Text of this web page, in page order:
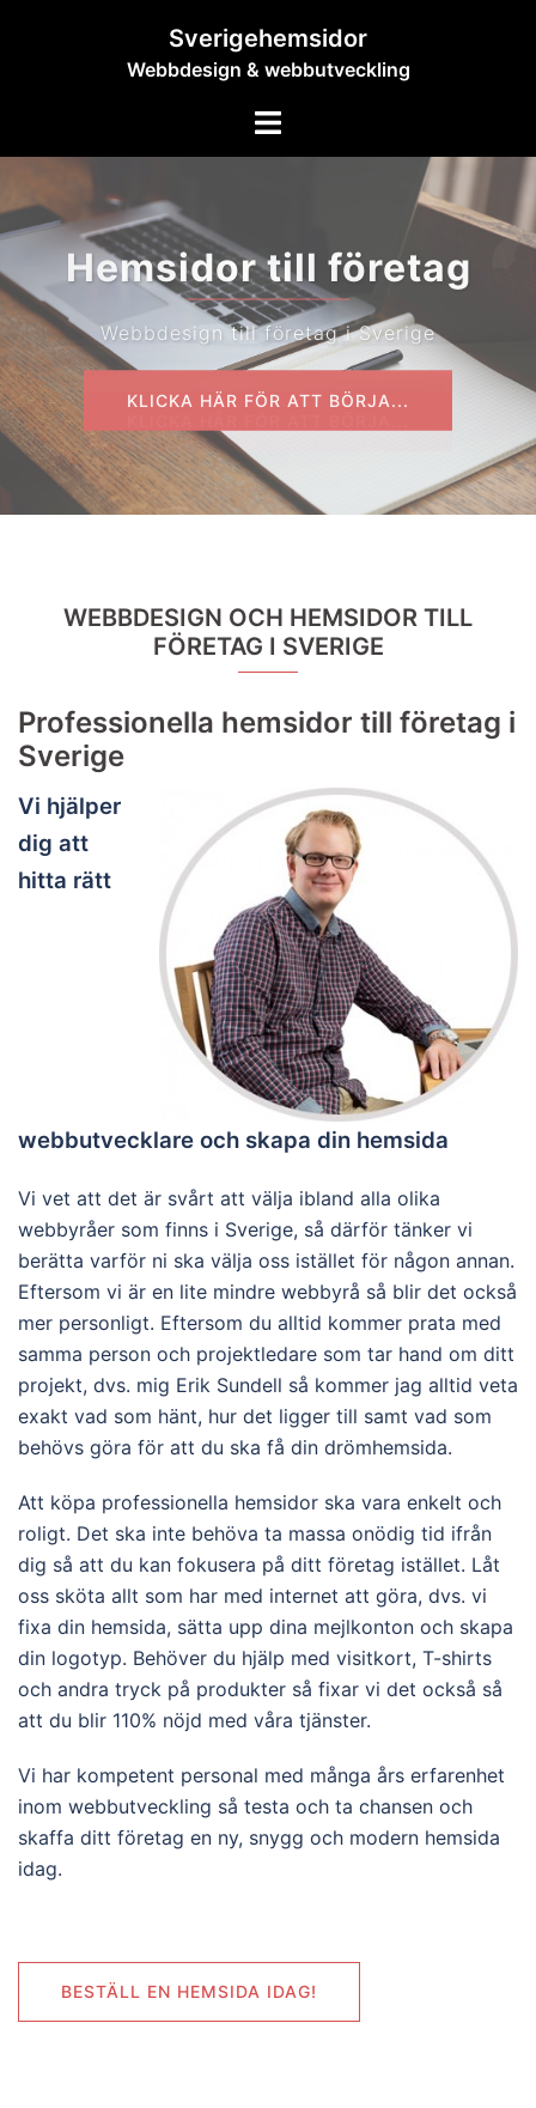
Sverigehemsidor
Webbdesign & webbutveckling
Slå
Redo att skaffa en modern
hemsida?
Stilren design till fantatiska priser!
WEBBDESIGN OCH HEMSIDOR TILL
FÖRETAG I SVERIGE
Professionella hemsidor till företag i
Sverige
Vi hjälper
dig att
hitta rätt
webbutvecklare och skapa din hemsida
Vi vet att det är svårt att välja ibland alla olika
webbyråer som finns i Sverige, så därför tänker vi
berätta varför ni ska välja oss istället för någon annan.
Eftersom vi är en lite mindre webbyrå så blir det också
mer personligt. Eftersom du alltid kommer prata med
samma person och projektledare som tar hand om ditt
projekt, dvs. mig Erik Sundell så kommer jag alltid veta
exakt vad som hänt, hur det ligger till samt vad som
behövs göra för att du ska få din drömhemsida.
Att köpa professionella hemsidor ska vara enkelt och
roligt. Det ska inte behöva ta massa onödig tid ifrån
dig så att du kan fokusera på ditt företag istället. Låt
oss sköta allt som har med internet att göra, dvs. vi
fixa din hemsida, sätta upp dina mejlkonton och skapa
din logotyp. Behöver du hjälp med visitkort, T-shirts
och andra tryck på produkter så fixar vi det också så
att du blir 110% nöjd med våra tjänster.
Vi har kompetent personal med många års erfarenhet
inom webbutveckling så testa och ta chansen och
skaffa ditt företag en ny, snygg och modern hemsida
idag.
BESTÄLL EN HEMSIDA IDAG!